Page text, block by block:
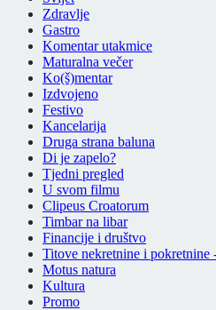
Zdravlje
Gastro
Komentar utakmice
Maturalna večer
Ko(š)mentar
Izdvojeno
Festivo
Kancelarija
Druga strana baluna
Di je zapelo?
Tjedni pregled
U svom filmu
Clipeus Croatorum
Timbar na libar
Financije i društvo
Titove nekretnine i pokretnine
Motus natura
Kultura
Promo